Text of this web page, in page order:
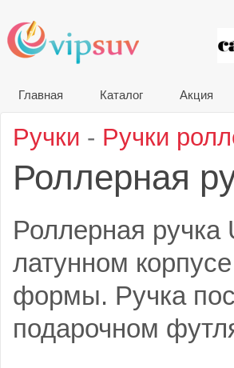
Главная Каталог Акция
Ручки - Ручки
Роллерная
Роллерная ручка
латунном
формы. Ручка
подарочном